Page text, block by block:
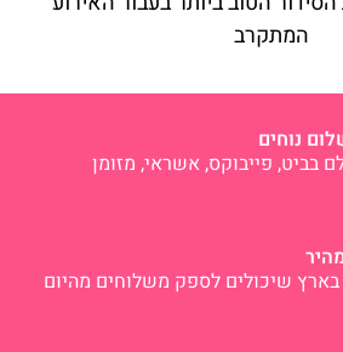
המתקרב
נוחים
בביט, פייבוקס, אשראי, מזומן
בארץ שיכולים לספק משלוחים מהיום